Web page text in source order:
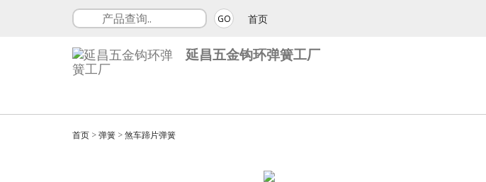
GO 首页
延昌五金钩环弹簧工厂
首页 >弹簧 >煞车蹄片弹簧